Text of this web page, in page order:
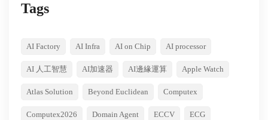
Tags
AI Factory AI Infra AI on Chip AI processor
AI 人工智慧 AI加速器 AI邊緣運算 Apple Watch
Atlas Solution Beyond Euclidean Computex
Computex2026 Domain Agent ECCV ECG